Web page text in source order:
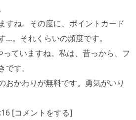
すね。その度に、ポイントカード
…。それくらいの頻度です。
ていますね。私は、昔っから、フ
す。
おかわりが無料です。勇気がいり
[コメントをする]